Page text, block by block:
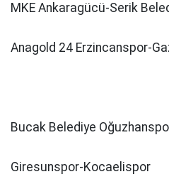
MKE Ankaragücü-Serik
Anagold 24 Erzincanspor-
Bucak Belediye
Giresunspor-Kocaelispor